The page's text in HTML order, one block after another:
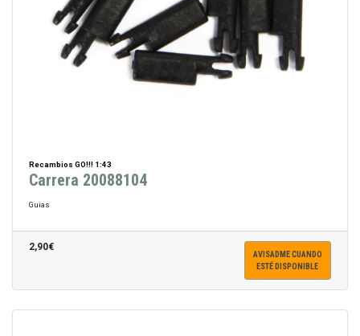
Recambios GO!!! 1:43
Carrera 20088104
Guias
2,90€
AVISADME CUANDO
ESTÉ DISPONIBLE